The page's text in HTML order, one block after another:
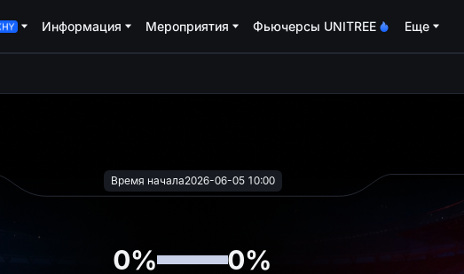
Информация Мероприятия Фьючерсы UNITREE Еще
Время начала2026-06-05 10:00
0% 0%